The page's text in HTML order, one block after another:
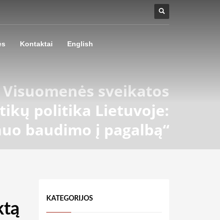
Kontaktai English
sveikatos
politika Lietuvoje:
baudimo į pagalbą“
KATEGORIJOS